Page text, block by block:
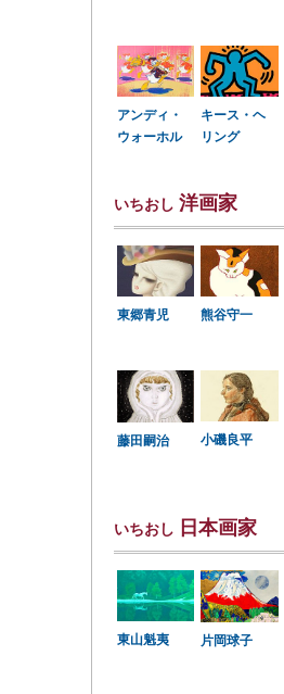
アンディ・
ウォーホル
キース・ヘ
リング
いちおし 洋画家
東郷青児 熊谷守一
藤田嗣治 小磯良平
いちおし 日本画家
東山魁夷 片岡球子